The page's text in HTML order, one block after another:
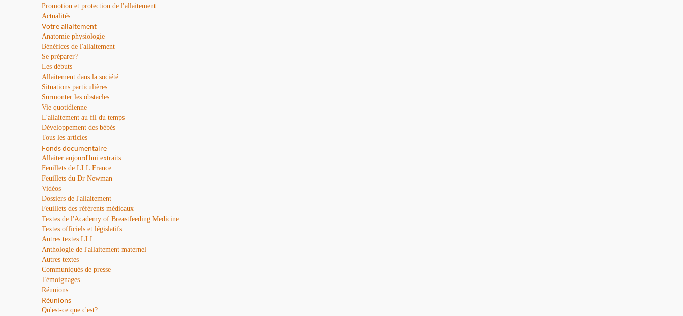
Promotion et protection de l'allaitement
Actualités
Votre allaitement
Anatomie physiologie
Bénéfices de l'allaitement
Se préparer?
Les débuts
Allaitement dans la société
Situations particulières
Surmonter les obstacles
Vie quotidienne
L'allaitement au fil du temps
Développement des bébés
Tous les articles
Fonds documentaire
Allaiter aujourd'hui extraits
Feuillets de LLL France
Feuillets du Dr Newman
Vidéos
Dossiers de l'allaitement
Feuillets des référents médicaux
Textes de l'Academy of Breastfeeding Medicine
Textes officiels et législatifs
Autres textes LLL
Anthologie de l'allaitement maternel
Autres textes
Communiqués de presse
Témoignages
Réunions
Réunions
Qu'est-ce que c'est?